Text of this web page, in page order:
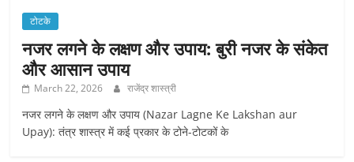
टोटके
नजर लगने के लक्षण और उपाय: बुरी नजर के संकेत
और आसान उपाय
March 22, 2026 राजेंद्र शास्त्री
नजर लगने के लक्षण और उपाय (Nazar Lagne Ke Lakshan aur
Upay): तंत्र शास्त्र में कई प्रकार के टोने-टोटकों के